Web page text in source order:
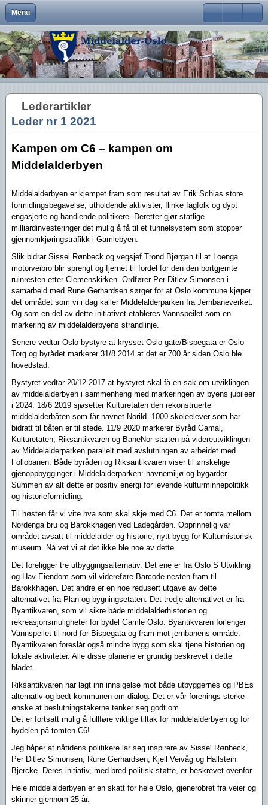
Menu Close
Om Middelalder-Oslo
Hva er Middelalder-Oslo?
Hva vi vil
Aktiviteter
Middelalderbyen i dag
Oslo i middelalderen
Medlemsfordeler og faste arrangementer
Vedtekter
Foreningens navn og logo
Gangvaktprisen
Styremedlemmer
Kontakt oss
Kontaktinfo
Formål
Visjon
Handlingsplan
Middelalderbyens framtid
Uttalelser
Møter og foredrag
Våre arrangementer
Medlemsturer
Andres arrangementer
Gjennomførte arrangementer
Gjennomførte turer
Middelalderbeltet
Middelalderparken
Presse
Middelalderbyen
Dagligliv
Arkeologiske funn
Ny viten
Medlemsblad
Brukernavn
Passord
Husk meg
Glemt ditt passord?
Glemt ditt brukernavn?
Lederartikler
Leder nr 1 2021
Kampen om C6 – kampen om
Middelalderbyen
Middelalderbyen er kjempet fram som resultat av Erik Schias store
formidlingsbegavelse, utholdende aktivister, flinke fagfolk og dypt
engasjerte og handlende politikere. Deretter gjør statlige
milliardinvesteringer det mulig å få til et tunnelsystem som stopper
gjennomkjøringstrafikk i Gamlebyen.
Slik bidrar Sissel Rønbeck og vegsjef Trond Bjørgan til at Loenga
motorveibro blir sprengt og fjernet til fordel for den den bortgjemte
ruinresten etter Clemenskirken. Ordfører Per Ditlev Simonsen i
samarbeid med Rune Gerhardsen sørger for at Oslo kommune kjøper
det området som vi i dag kaller Middelalderparken fra Jernbaneverket.
Og som en del av dette initiativet etableres Vannspeilet som en
markering av middelalderbyens strandlinje.
Senere vedtar Oslo bystyre at krysset Oslo gate/Bispegata er Oslo
Torg og byrådet markerer 31/8 2014 at det er 700 år siden Oslo ble
hovedstad.
Bystyret vedtar 20/12 2017 at bystyret skal få en sak om utviklingen
av middelalderbyen i sammenheng med markeringen av byens jubileer
i 2024. 18/6 2019 sjøsetter Kulturetaten den rekonstruerte
middelalderbåten som får navnet Norild. 1000 skoleelever som har
bidratt til båten er til stede. 11/9 2020 markerer Byråd Gamal,
Kulturetaten, Riksantikvaren og BaneNor starten på videreutviklingen
av Middelalderparken parallelt med avslutningen av arbeidet med
Follobanen. Både byråden og Riksantikvaren viser til ønskelige
gjenoppbygginger i Middelalderparken: havnemiljø og bygårder.
Summen av alt dette er positiv energi for levende kulturminnepolitikk
og historieformidling.
Til høsten får vi vite hva som skal skje med C6. Det er tomta mellom
Nordenga bru og Barokkhagen ved Ladegården. Opprinnelig var
området avsatt til middelalder og historie, nytt bygg for Kulturhistorisk
museum. Nå vet vi at det ikke ble noe av dette.
Det foreligger tre utbyggingsalternativ. Det ene er fra Oslo S Utvikling
og Hav Eiendom som vil videreføre Barcode nesten fram til
Barokkhagen. Det andre er en noe redusert utgave av dette
alternativet fra Plan og bygningsetaten. Det tredje alternativet er fra
Byantikvaren, som vil sikre både middelalderhistorien og
rekreasjonsmuligheter for bydel Gamle Oslo. Byantikvaren forlenger
Vannspeilet til nord for Bispegata og fram mot jernbanens område.
Byantikvaren foreslår også mindre bygg som skal tjene historien og
lokale aktiviteter. Alle disse planene er grundig beskrevet i dette
bladet.
Riksantikvaren har lagt inn innsigelse mot både utbyggernes og PBEs
alternativ og bedt kommunen om dialog. Det er vår forenings sterke
ønske at beslutningstakerne tenker seg godt om.
Det er fortsatt mulig å fullføre viktige tiltak for middelalderbyen og for
bydelen på tomten C6!
Jeg håper at nåtidens politikere lar seg inspirere av Sissel Rønbeck,
Per Ditlev Simonsen, Rune Gerhardsen, Kjell Veivåg og Hallstein
Bjercke. Deres initiativ, med bred politisk støtte, er beskrevet ovenfor.
Hele middelalderbyen er en skatt for hele Oslo, gjenerobret fra veier og
skinner gjennom 25 år.